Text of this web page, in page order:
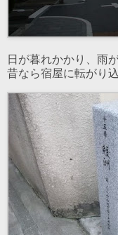
日が暮れかかり、雨
昔なら宿屋に転がり